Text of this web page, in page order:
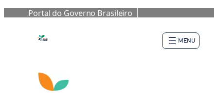
Portal do Governo Brasileiro